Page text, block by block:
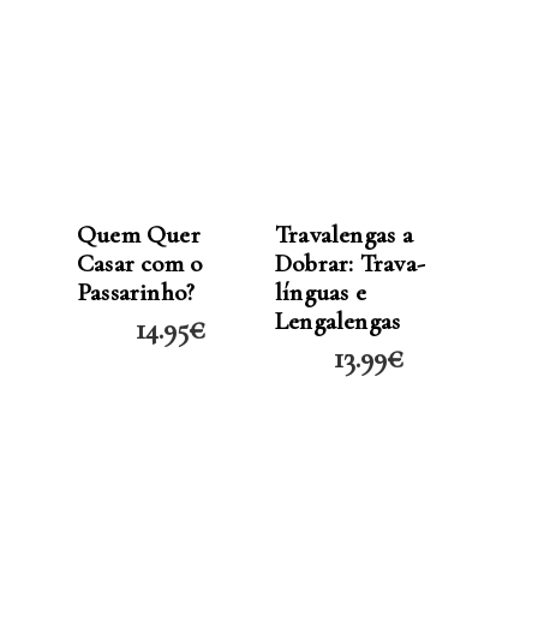
Quem Quer
Casar com o
Passarinho?
14.95€
Travalengas a
Dobrar: Trava-
línguas e
Lengalengas
13.99€